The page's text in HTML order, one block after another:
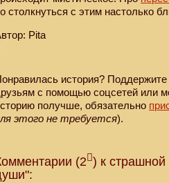
столкнуться с этим настолько
Pita
история? Поддержите
с помощью соцсетей или
получше, обязательно
этого не требуется).
(2 ) к